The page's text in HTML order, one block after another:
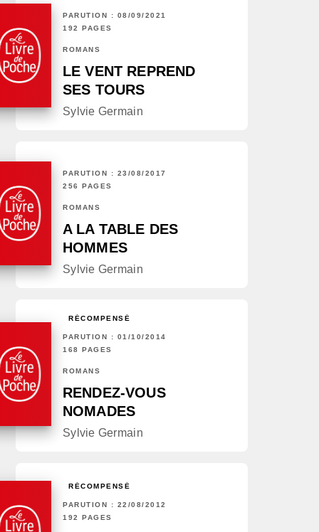
PARUTION : 08/09/2021
192 PAGES
ROMANS
LE VENT REPREND
SES TOURS
Sylvie Germain
PARUTION : 23/08/2017
256 PAGES
ROMANS
A LA TABLE DES
HOMMES
Sylvie Germain
RÉCOMPENSÉ
PARUTION : 01/10/2014
168 PAGES
ROMANS
RENDEZ-VOUS
NOMADES
Sylvie Germain
RÉCOMPENSÉ
PARUTION : 22/08/2012
192 PAGES